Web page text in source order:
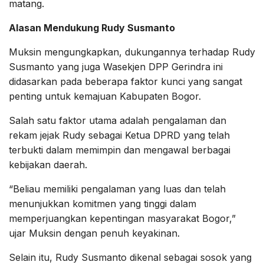
matang.
Alasan Mendukung Rudy Susmanto
Muksin mengungkapkan, dukungannya terhadap Rudy
Susmanto yang juga Wasekjen DPP Gerindra ini
didasarkan pada beberapa faktor kunci yang sangat
penting untuk kemajuan Kabupaten Bogor.
Salah satu faktor utama adalah pengalaman dan
rekam jejak Rudy sebagai Ketua DPRD yang telah
terbukti dalam memimpin dan mengawal berbagai
kebijakan daerah.
“Beliau memiliki pengalaman yang luas dan telah
menunjukkan komitmen yang tinggi dalam
memperjuangkan kepentingan masyarakat Bogor,”
ujar Muksin dengan penuh keyakinan.
Selain itu, Rudy Susmanto dikenal sebagai sosok yang